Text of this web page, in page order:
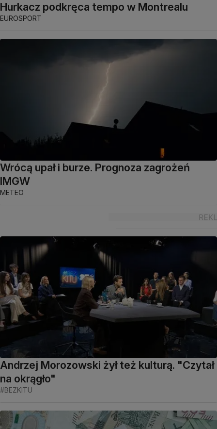
Hurkacz podkręca tempo w Montrealu
EUROSPORT
Wrócą upał i burze. Prognoza zagrożeń
IMGW
METEO
Andrzej Morozowski żył też kulturą. "Czytał
na okrągło"
#BEZKITU